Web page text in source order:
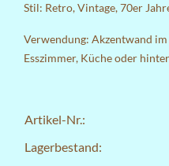
Stil: Retro, Vintage, 70er
Verwendung: Akzentwand
Esszimmer, Küche oder
Artikel-Nr.:
Lagerbestand: